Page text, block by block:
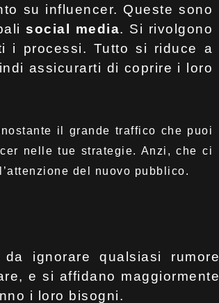
su influencer. Queste sono
social media. Si rivolgono
i processi. Tutto si riduce a
assicurarti di coprire i loro
il grande traffico che puoi
nelle tue strategie. Anzi, che ci
del nuovo pubblico.
ignorare qualsiasi rumore
e si affidano maggiormente
i loro bisogni.